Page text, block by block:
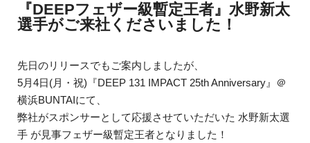
『DEEPフェザー級暫定王者』水野新太
選手がご来社くださいました！
先日のリリースでもご案内しましたが、
5月4日(月・祝)『DEEP 131 IMPACT 25th Anniversary』＠
横浜BUNTAIにて、
弊社がスポンサーとして応援させていただいた 水野新太選
手 が見事フェザー級暫定王者となりました！